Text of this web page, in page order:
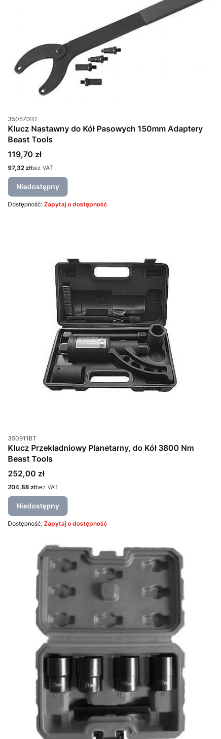
Kod produktu
350570BT
Klucz Nastawny do Kół Pasowych 150mm Adaptery
Beast Tools
Cena
119,70 zł
Cena
97,32 złbez VAT
Niedostępny
Dostępność: Zapytaj o dostępność
Kod produktu
350911BT
Klucz Przekładniowy Planetarny, do Kół 3800 Nm
Beast Tools
Cena
252,00 zł
Cena
204,88 złbez VAT
Niedostępny
Dostępność: Zapytaj o dostępność